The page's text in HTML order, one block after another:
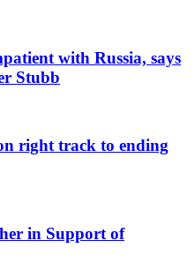
with Russia, says
Stubb
right track to ending
in Support of